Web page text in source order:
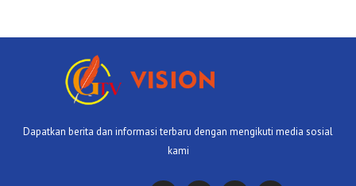
Dapatkan berita dan informasi terbaru dengan mengikuti media sosial
kami